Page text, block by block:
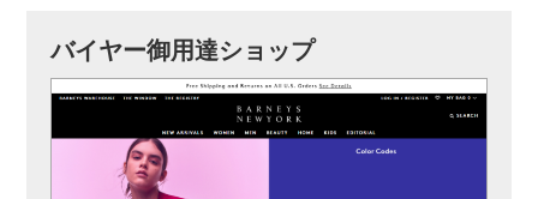
ファッショントレンドを発信！SP通信
BUYMAの売れ筋商品
バイヤー御用達ショップ